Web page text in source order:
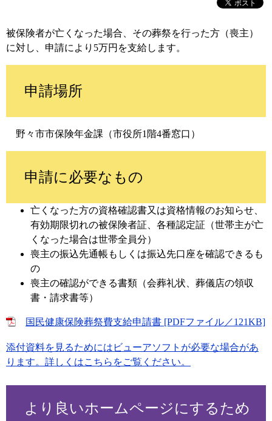
被保険者が亡くなった場合、その葬祭を行った方（喪主）
に対し、申請により5万円を支給します。
申請場所
野々市市保険年金課（市役所1階4番窓口）
申請に必要なもの
亡くなった方の資格確認書又は資格情報のお知らせ、
有効期限切れの被保険者証、各種認定証（世帯主が亡
くなった場合は世帯全員分）
喪主の振込先通帳もしくは振込先口座を確認できるも
の
喪主の確認ができる書類（会葬礼状、葬儀店の領収
書・請求書等）
国民健康保険葬祭費支給申請書 [PDFファイル／121KB]
添付資料を見るためにはビューアソフトが必要な場合があ
ります。詳しくはこちらをご覧ください。
より良いホームページにするため